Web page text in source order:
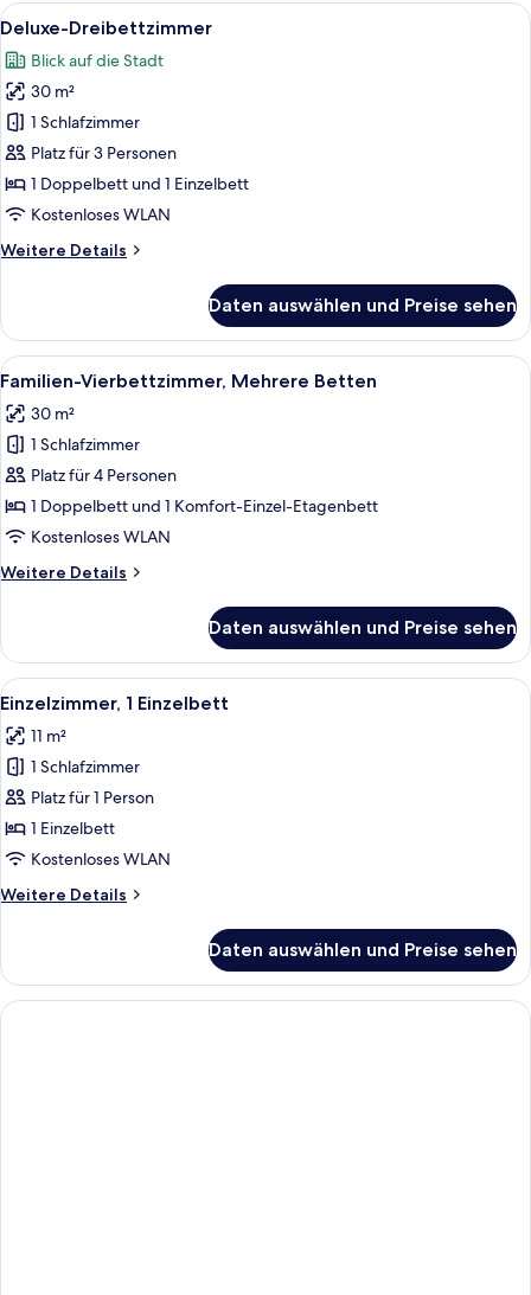
Doppelbett
Alle
Fotos
für
Deluxe-
Dreibettzimmer
anzeigen
Ein modernes Hotelzimmer mit
10
Deluxe-Dreibettzimmer
Blick auf die Stadt
30 m²
1 Schlafzimmer
Platz für 3 Personen
1 Doppelbett und 1 Einzelbett
Kostenloses WLAN
Weitere Details
Weitere
Dreibettzimmer
Daten auswählen und Preise sehen
Alle
Fotos
für
Familien-
Vierbettzimmer,
Mehrere
Betten
Familien-Vierbettzimmer, Mehrere
6
Familien-Vierbettzimmer, Mehrere Betten
30 m²
1 Schlafzimmer
Platz für 4 Personen
1 Doppelbett und 1 Komfort-Einzel-Etagenbett
Kostenloses WLAN
Weitere Details
Weitere
Vierbettzimmer,
Mehrere
Betten
Daten auswählen und Preise sehen
Alle
Fotos
für
Einzelzimmer,
1 Einzelbett
anzeigen
Ein modernes Schlafzimmer mit
4
Einzelzimmer, 1 Einzelbett
11 m²
1 Schlafzimmer
Platz für 1 Person
1 Einzelbett
Kostenloses WLAN
Weitere Details
Weitere
1 Einzelbett
Daten auswählen und Preise sehen